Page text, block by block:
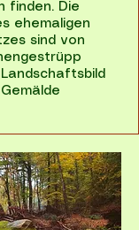
finden. Die
ehemaligen
sind von